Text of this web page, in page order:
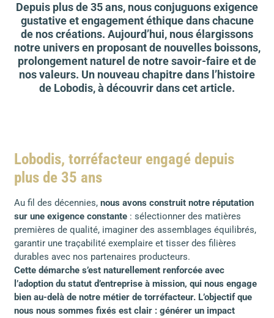
Depuis plus de 35 ans, nous conjuguons exigence
gustative et engagement éthique dans chacune
de nos créations. Aujourd’hui, nous élargissons
notre univers en proposant de nouvelles boissons,
prolongement naturel de notre savoir-faire et de
nos valeurs. Un nouveau chapitre dans l’histoire
de Lobodis, à découvrir dans cet article.
Lobodis, torréfacteur engagé depuis
plus de 35 ans
Au fil des décennies, nous avons construit notre réputation
sur une exigence constante: sélectionner des matières
premières de qualité, imaginer des assemblages équilibrés,
garantir une traçabilité exemplaire et tisser des filières
durables avec nos partenaires producteurs.
Cette démarche s’est naturellement renforcée avec
l’adoption du statut d’entreprise à mission, qui nous engage
bien au-delà de notre métier de torréfacteur. L’objectif que
nous nous sommes fixés est clair : générer un impact